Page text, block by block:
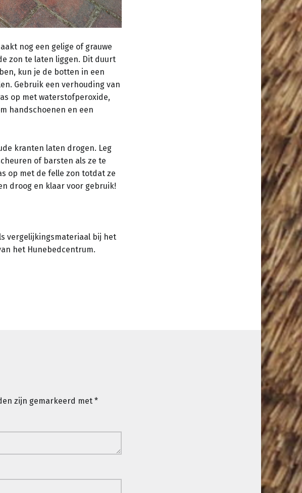
nog een gelige of grauwe
zon te laten liggen. Dit duurt
kun je de botten in een
Gebruik een verhouding van
op met waterstofperoxide,
handschoenen en een
kranten laten drogen. Leg
of barsten als ze te
op met de felle zon totdat ze
droog en klaar voor gebruik!
vergelijkingsmateriaal bij het
het Hunebedcentrum.
zijn gemarkeerd met *